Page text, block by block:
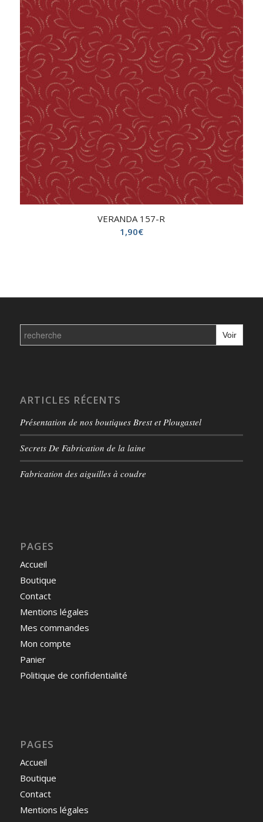
VERANDA 157-R
1,90€
Search
for:
ARTICLES RÉCENTS
Présentation de nos boutiques Brest et Plougastel
Secrets De Fabrication de la laine
Fabrication des aiguilles à coudre
PAGES
Accueil
Boutique
Contact
Mentions légales
Mes commandes
Mon compte
Panier
Politique de confidentialité
PAGES
Accueil
Boutique
Contact
Mentions légales